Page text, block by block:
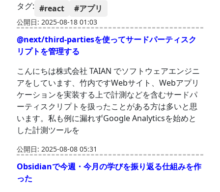
タグ: #react #アプリ
公開日: 2025-08-18 01:03
@next/third-partiesを使ってサードパーティスク
リプトを管理する
こんにちは株式会社 TAIAN でソフトウェアエンジニ
アをしています、竹内ですWebサイト、Webアプリ
ケーションを実装する上で計測などを含むサードパ
ーティスクリプトを扱ったことがある方は多いと思
います。私も例に漏れずGoogle Analyticsを始めと
した計測ツールを
公開日: 2025-08-08 05:31
Obsidianで今週・今月の学びを振り返る仕組みを作
った